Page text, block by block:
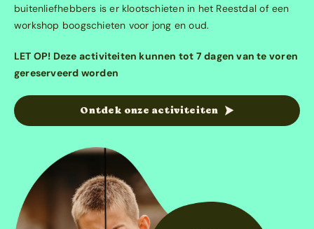
Contact
buitenliefhebbers is er klootschieten in het Reestdal of een
workshop boogschieten voor jong en oud.
LET OP! Deze activiteiten kunnen tot 7 dagen van te voren
gereserveerd worden
Ontdek onze activiteiten